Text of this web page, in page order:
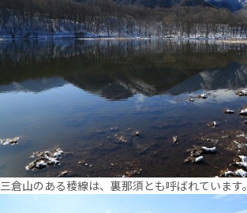
三倉山のある稜線は、裏那須とも呼ばれています。